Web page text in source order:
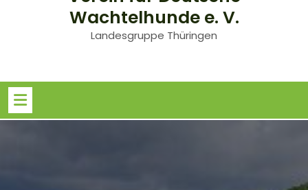
Wachtelhunde e. V.
Landesgruppe Thüringen